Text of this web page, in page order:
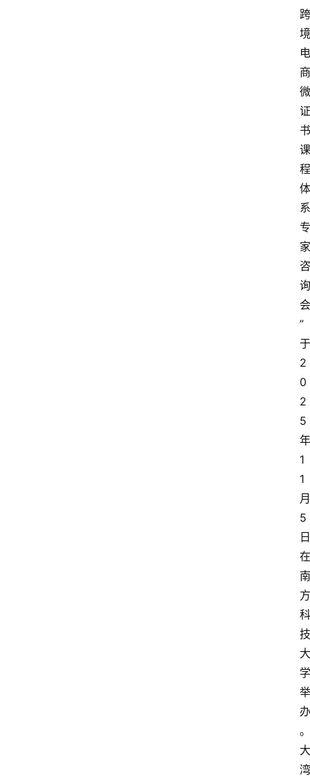
跨
境
电
商
微
证
书
课
程
体
系
专
家
咨
询
会
”
于
2
0
2
5
年
1
1
月
5
日
在
南
方
科
技
大
学
举
办
。
大
湾